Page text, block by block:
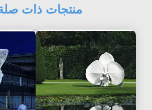
منتجات ذات صلة